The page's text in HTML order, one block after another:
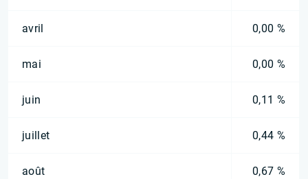
avril 0,00 %
mai 0,00 %
juin 0,11 %
juillet 0,44 %
août 0,67 %